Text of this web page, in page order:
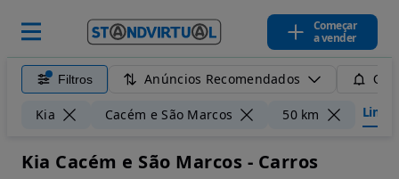
Começar
a vender
Filtros Anúncios Recomendados
Kia Cacém e São Marcos 50 km
Kia Cacém e São Marcos - Carros